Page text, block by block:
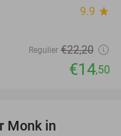
9.9 star
Regulier €22,20
€14,50
Monk in